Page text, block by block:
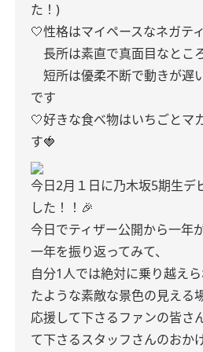
た！)
🤍性格はマイペースなネガテ
長所は素直で真面目なところ
短所は優柔不断で動きが遅
です
🤍好きな食べ物はいちごとマ
す🍓
今日2月１日に乃木坂5期生デ
した！！🎉
今日でティザー公開から一年
一年を振り返ってみて、
自分1人では絶対に乗り越え
たような素敵な景色の見える
応援して下さるファンの皆さ
て下さるスタッフさんのおか